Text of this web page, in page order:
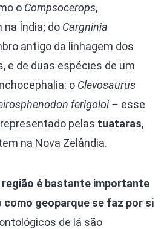
o Compsocerops,
Índia; do Cargninia
antigo da linhagem dos
e de duas espécies de um
o Clevosaurus
ferigoloi – esse
pelas tuataras,
na Nova Zelândia.
região é bastante importante
como geoparque se faz por si
de lá são